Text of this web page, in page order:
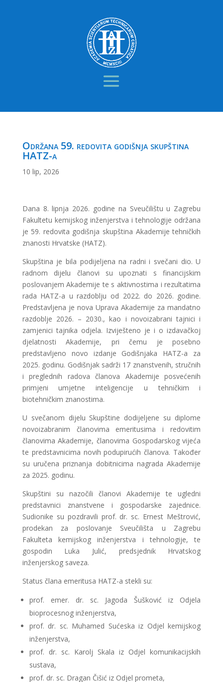
Održana 59. redovita godišnja skupština
HATZ-a
10 lip, 2026
Dana 8. lipnja 2026. godine na Sveučilištu u Zagrebu
Fakultetu kemijskog inženjerstva i tehnologije održana
je 59. redovita godišnja skupština Akademije tehničkih
znanosti Hrvatske (HATZ).
Skupština je bila podijeljena na radni i svečani dio. U
radnom dijelu članovi su upoznati s financijskim
poslovanjem Akademije te s aktivnostima i rezultatima
rada HATZ-a u razdoblju od 2022. do 2026. godine.
Predstavljena je nova Uprava Akademije za mandatno
razdoblje 2026. – 2030., kao i novoizabrani tajnici i
zamjenici tajnika odjela. Izviješteno je i o izdavačkoj
djelatnosti Akademije, pri čemu je posebno
predstavljeno novo izdanje Godišnjaka HATZ-a za
2025. godinu. Godišnjak sadrži 17 znanstvenih, stručnih
i preglednih radova članova Akademije posvećenih
primjeni umjetne inteligencije u tehničkim i
biotehničkim znanostima.
U svečanom dijelu Skupštine dodijeljene su diplome
novoizabranim članovima emeritusima i redovitim
članovima Akademije, članovima Gospodarskog vijeća
te predstavnicima novih podupirućih članova. Također
su uručena priznanja dobitnicima nagrada Akademije
za 2025. godinu.
Skupštini su nazočili članovi Akademije te ugledni
predstavnici znanstvene i gospodarske zajednice.
Sudionike su pozdravili prof. dr. sc. Ernest Meštrović,
prodekan za poslovanje Sveučilišta u Zagrebu
Fakulteta kemijskog inženjerstva i tehnologije, te
gospodin Luka Julić, predsjednik Hrvatskog
inženjerskog saveza.
Status člana emeritusa HATZ-a stekli su:
prof. emer. dr. sc. Jagoda Šušković iz Odjela
bioprocesnog inženjerstva,
prof. dr. sc. Muhamed Sućeska iz Odjel kemijskog
inženjerstva,
prof. dr. sc. Karolj Skala iz Odjel komunikacijskih
sustava,
prof. dr. sc. Dragan Čišić iz Odjel prometa,